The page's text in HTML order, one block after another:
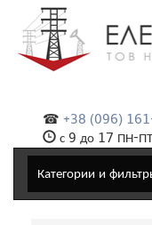
☎ +38 (096)
с 9 до 17 ПН-ПТ
Категории и